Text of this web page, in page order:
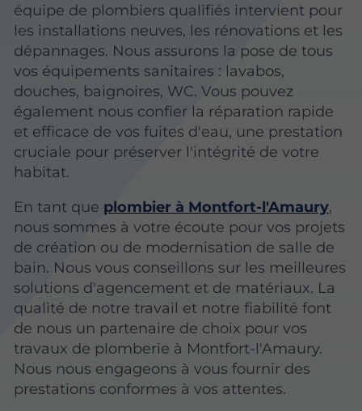
équipe de plombiers qualifiés intervient pour
les installations neuves, les rénovations et les
dépannages. Nous assurons la pose de tous
vos équipements sanitaires : lavabos,
douches, baignoires, WC. Vous pouvez
également nous confier la réparation rapide
et efficace de vos fuites d'eau, une prestation
cruciale pour préserver l'intégrité de votre
habitat.
En tant que plombier à Montfort-l'Amaury,
nous sommes à votre écoute pour vos projets
de création ou de modernisation de salle de
bain. Nous vous conseillons sur les meilleures
solutions d'agencement et de matériaux. La
qualité de notre travail et notre fiabilité font
de nous un partenaire de choix pour vos
travaux de plomberie à Montfort-l'Amaury.
Nous nous engageons à vous fournir des
prestations conformes à vos attentes.